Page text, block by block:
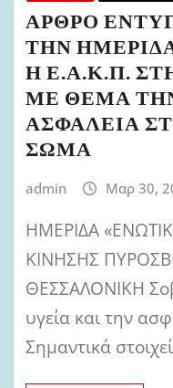
ΑΡΘΡΟ
ΤΗΝ
Η Ε.Α.Κ.Π.
ΜΕ ΘΕΜΑ
ΑΣΦΑΛΕΙΑ
ΣΩΜΑ
admin Μαρ 30,
ΗΜΕΡΙΔΑ
ΚΙΝΗΣΗΣ
ΘΕΣΣΑΛΟΝΙΚΗ
υγεία και την
Σημαντικά